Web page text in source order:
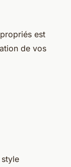
est
de vos